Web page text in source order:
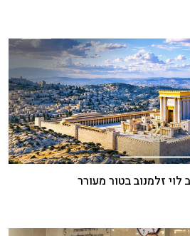
זלמנוב בטור מעורר